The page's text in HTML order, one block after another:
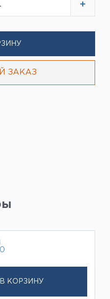
ЗАКАЗ
КОРЗИНУ